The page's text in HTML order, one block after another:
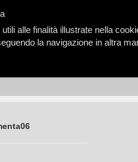
alle finalità illustrate nella
la navigazione in altra